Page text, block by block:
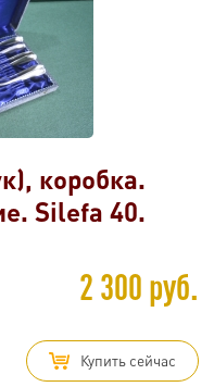
коробка.
Silefa 40.
2 300 руб.
Купить сейчас